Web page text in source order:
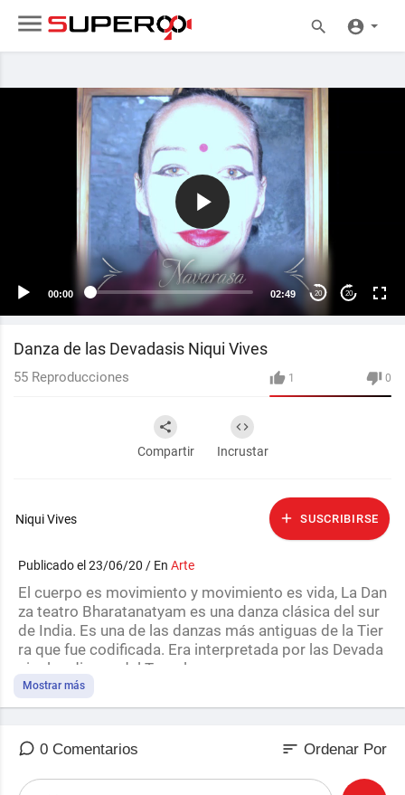
00:00 02:49 20 20
Danza de las Devadasis Niqui Vives
1 0
55 Reproducciones
Compartir Incrustar
Niqui Vives SUSCRIBIRSE
Publicado el 23/06/20 / En Arte
El cuerpo es movimiento y movimiento es vida, La Dan
za teatro Bharatanatyam es una danza clásica del sur
de India. Es una de las danzas más antiguas de la Tier
ra que fue codificada. Era interpretada por las Devada
sis,, las diosas del Templo
https://escuelademujeresmedicina.wordpress.com/
https://mewe.com/i/niquivives
Mostrar más
0 Comentarios sort Ordenar Por